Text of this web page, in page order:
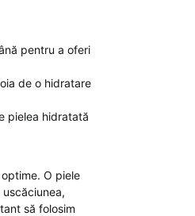
pentru a oferi
de o hidratare
pielea hidratată
O piele
să folosim